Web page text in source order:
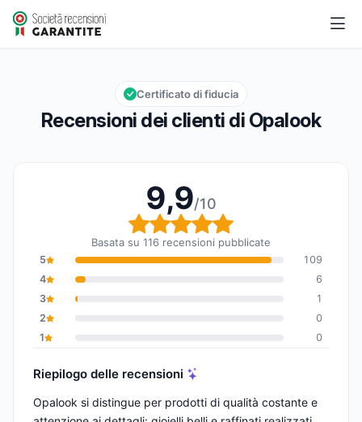
Opalook
Valutazione globale: 9,9 su 10
9,9/10
Recensioni dei clienti di Opalook
Certificato di fiducia
9,9/10
Valutazione globale:
Basata su 116 recensioni pubblicate
5
109
4
6
3
1
2
0
1
0
Riepilogo delle recensioni
Opalook si distingue per prodotti di qualità costante e